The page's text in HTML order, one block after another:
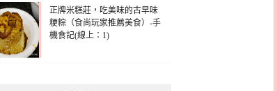
正牌米糕莊，吃美味的古早味
粳粽（食尚玩家推薦美食）-手
機食記(線上：1)